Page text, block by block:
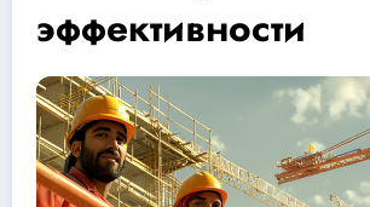
эффективности